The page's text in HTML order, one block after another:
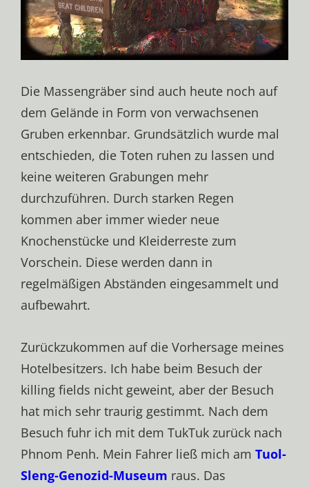
Die Massengräber sind auch heute noch auf
dem Gelände in Form von verwachsenen
Gruben erkennbar. Grundsätzlich wurde mal
entschieden, die Toten ruhen zu lassen und
keine weiteren Grabungen mehr
durchzuführen. Durch starken Regen
kommen aber immer wieder neue
Knochenstücke und Kleiderreste zum
Vorschein. Diese werden dann in
regelmäßigen Abständen eingesammelt und
aufbewahrt.
Zurückzukommen auf die Vorhersage meines
Hotelbesitzers. Ich habe beim Besuch der
killing fields nicht geweint, aber der Besuch
hat mich sehr traurig gestimmt. Nach dem
Besuch fuhr ich mit dem TukTuk zurück nach
Phnom Penh. Mein Fahrer ließ mich am Tuol-
Sleng-Genozid-Museum raus. Das